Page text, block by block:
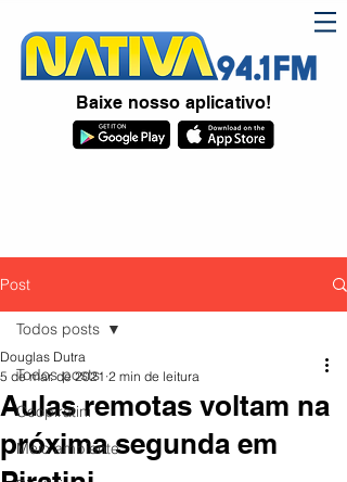
Baixe nosso aplicativo!
Post
Todos posts
Coopiratini
Meio ambiente
Todos posts
Aulas remotas voltam na
próxima segunda em
Douglas Dutra
5 de mar. de 2021 2 min de leitura